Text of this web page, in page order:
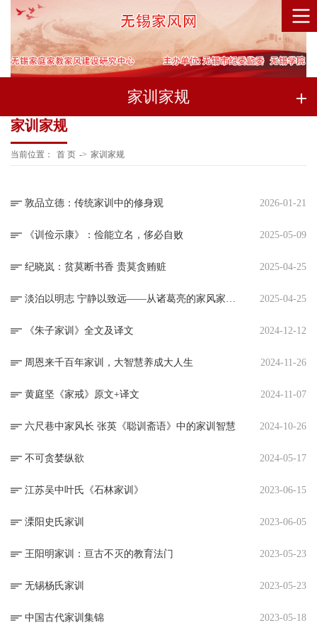
家训家规
家训家规
当前位置： 首 页 -> 家训家规
敦品立德：传统家训中的修身观 2026-01-21
《训俭示康》：俭能立名，侈必自败 2025-05-09
纪晓岚：贫莫断书香 贵莫贪贿赃 2025-04-25
2025-04-25
《朱子家训》全文及译文 2024-12-12
周恩来千百年家训，大智慧养成大人生 2024-11-26
黄庭坚《家戒》原文+译文 2024-11-07
六尺巷中家风长 张英《聪训斋语》中的家训智慧 2024-10-26
不可贪婪纵欲 2024-05-17
江苏吴中叶氏《石林家训》 2023-06-15
溧阳史氏家训 2023-06-05
王阳明家训：亘古不灭的教育法门 2023-05-23
无锡杨氏家训 2023-05-23
中国古代家训集锦 2023-05-18